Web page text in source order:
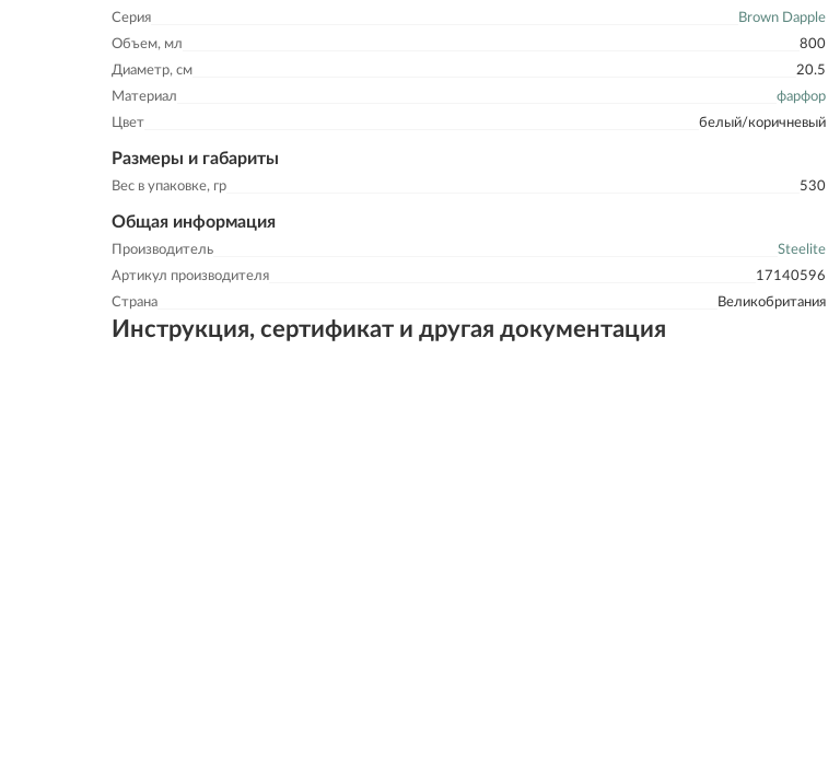
Серия
Brown Dapple
Объем, мл
800
Диаметр, см
20.5
Материал
фарфор
Цвет
белый/коричневый
Размеры и габариты
Вес в упаковке, гр 530
Общая информация
Производитель
Steelite
Артикул производителя
17140596
Страна
Великобритания
Инструкция, сертификат и другая документация